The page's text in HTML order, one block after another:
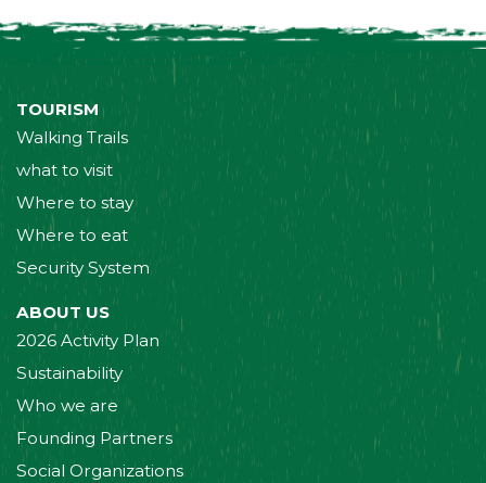
TOURISM
Walking Trails
what to visit
Where to stay
Where to eat
Security System
ABOUT US
2026 Activity Plan
Sustainability
Who we are
Founding Partners
Social Organizations